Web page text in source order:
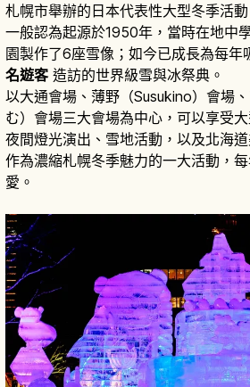
札幌市舉辦的日本代表性大型冬季活動
一般認為起源於1950年，當時在地中
園製作了6座雪像；如今已成長為每年
名遊客造訪的世界級雪與冰祭典。
以大通會場、薄野（Susukino）會場
む）會場三大會場為中心，可以享受
夜間燈光演出、雪地活動，以及北海
作為濃縮札幌冬季魅力的一大活動，
愛。